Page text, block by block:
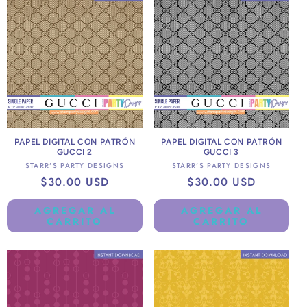
PAPEL DIGITAL CON PATRÓN
GUCCI 2
Proveedor:
STARR'S PARTY DESIGNS
Precio
habitual
$30.00 USD
AGREGAR AL
CARRITO
PAPEL DIGITAL CON PATRÓN
GUCCI 3
Proveedor:
STARR'S PARTY DESIGNS
Precio
habitual
$30.00 USD
AGREGAR AL
CARRITO